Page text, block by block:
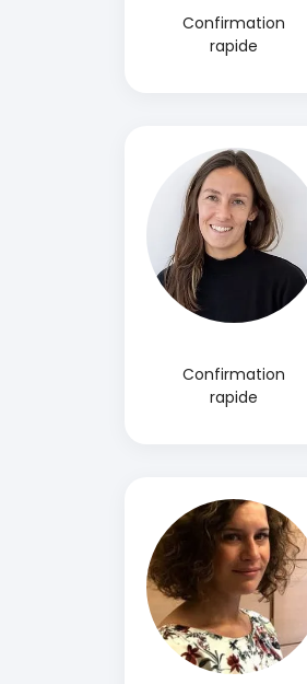
Confirmation
rapide
Confirmation
rapide